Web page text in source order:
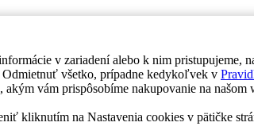
v zariadení alebo k nim
všetko, prípadne kedykoľvek v
akým vám prispôsobíme nakupovanie na našom
kliknutím na Nastavenia cookies v pätičke